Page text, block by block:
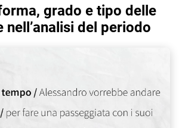
grado e tipo delle
nell’analisi del periodo